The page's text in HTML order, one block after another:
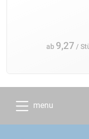
ab 9,27 /
menu